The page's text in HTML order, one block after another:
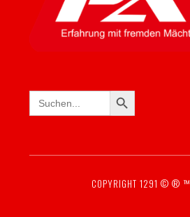
Search
for:
SEARCH BUTTON
COPYRIGHT 1291 © ® ™